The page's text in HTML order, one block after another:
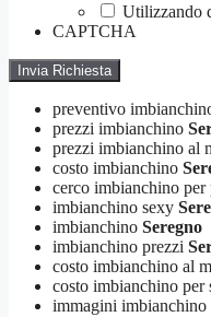
Utilizzando
CAPTCHA
preventivo
prezzi imbianchino
prezzi imbianchino al
costo imbianchino
cerco imbianchino per
imbianchino sexy
imbianchino Seregno
imbianchino prezzi
costo imbianchino al
costo imbianchino per
immagini imbianchino